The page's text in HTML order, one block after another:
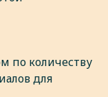
по количеству
для